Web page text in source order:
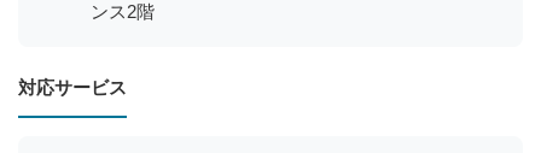
ンス2階
対応サービス